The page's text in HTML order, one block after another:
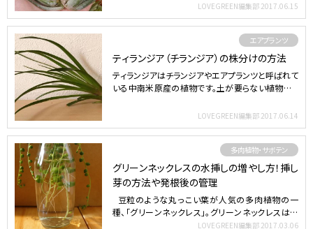
LOVEGREEN編集部 2017.06.15
エアプランツ
ティランジア（チランジア）の株分けの方法
ティランジアはチランジアやエアプランツと呼ばれて
いる中南米原産の植物です。土が要らない植物とし
LOVEGREEN編集部 2017.06.14
多肉植物・サボテン
グリーンネックレスの水挿しの増やし方！挿し
芽の方法や発根後の管理
豆粒のような丸っこい葉が人気の多肉植物の一
種、「グリーンネックレス」。グリーンネックレスは水
LOVEGREEN編集部 2017.03.06